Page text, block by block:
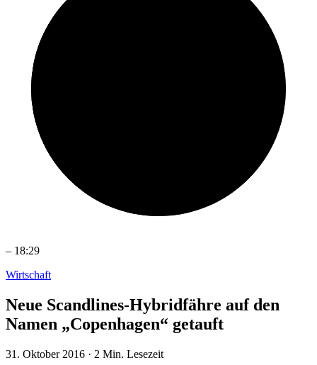
– 18:29
Wirtschaft
Neue Scandlines-Hybridfähre auf den
Namen „Copenhagen“ getauft
31. Oktober 2016 · 2 Min. Lesezeit